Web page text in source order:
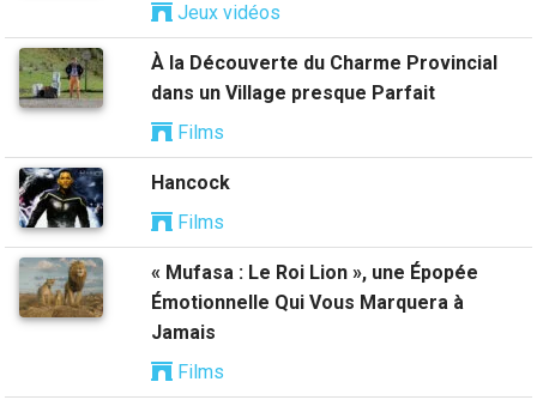
Jeux vidéos
À la Découverte du Charme Provincial
dans un Village presque Parfait
Films
Hancock
Films
« Mufasa : Le Roi Lion », une Épopée
Émotionnelle Qui Vous Marquera à
Jamais
Films